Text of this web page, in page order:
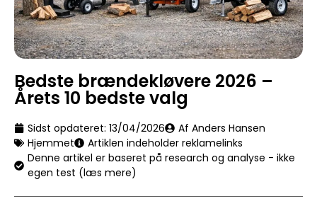
Bedste brændekløvere 2026 –
Årets 10 bedste valg
Sidst opdateret: 13/04/2026
Af Anders Hansen
Hjemmet
Artiklen indeholder reklamelinks
Denne artikel er baseret på research og analyse - ikke
egen test (læs mere)